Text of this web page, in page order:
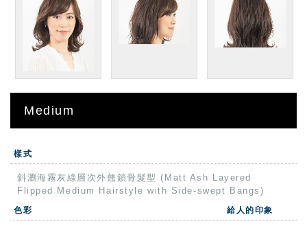
Medium
樣式
斜瀏海霧灰綠層次外翹鎖骨髮型 (Matt Ash Layered
Flipped Medium Hairstyle with Side-swept Bangs)
色彩 給人的印象